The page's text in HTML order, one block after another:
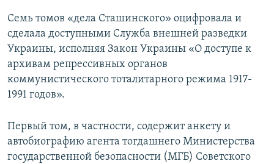
Семь томов «дела Сташинского» оцифровала и
сделала доступными Служба внешней разведки
Украины, исполняя Закон Украины «О доступе к
архивам репрессивных органов
коммунистического тоталитарного режима 1917-
1991 годов».
Первый том, в частности, содержит анкету и
автобиографию агента тогдашнего Министерства
государственной безопасности (МГБ) Советского